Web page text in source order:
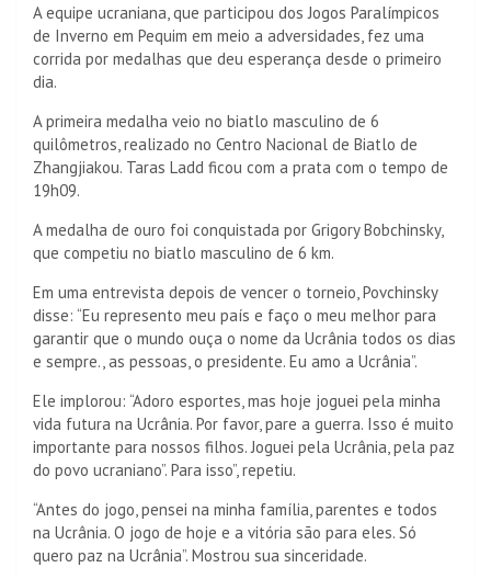
A equipe ucraniana, que participou dos Jogos Paralímpicos
de Inverno em Pequim em meio a adversidades, fez uma
corrida por medalhas que deu esperança desde o primeiro
dia.
A primeira medalha veio no biatlo masculino de 6
quilômetros, realizado no Centro Nacional de Biatlo de
Zhangjiakou. Taras Ladd ficou com a prata com o tempo de
19h09.
A medalha de ouro foi conquistada por Grigory Bobchinsky,
que competiu no biatlo masculino de 6 km.
Em uma entrevista depois de vencer o torneio, Povchinsky
disse: “Eu represento meu país e faço o meu melhor para
garantir que o mundo ouça o nome da Ucrânia todos os dias
e sempre., as pessoas, o presidente. Eu amo a Ucrânia”.
Ele implorou: “Adoro esportes, mas hoje joguei pela minha
vida futura na Ucrânia. Por favor, pare a guerra. Isso é muito
importante para nossos filhos. Joguei pela Ucrânia, pela paz
do povo ucraniano”. Para isso”, repetiu.
“Antes do jogo, pensei na minha família, parentes e todos
na Ucrânia. O jogo de hoje e a vitória são para eles. Só
quero paz na Ucrânia”. Mostrou sua sinceridade.